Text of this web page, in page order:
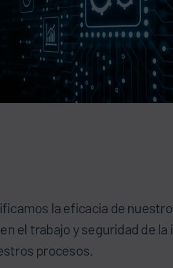
la eficacia de
el trabajo y seguridad de
procesos.